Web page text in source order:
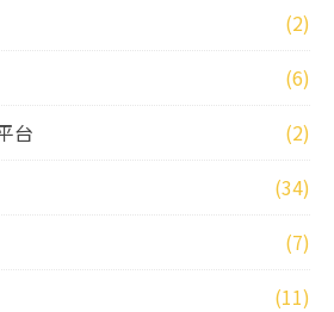
(2)
(6)
台
(2)
(34)
(7)
(11)